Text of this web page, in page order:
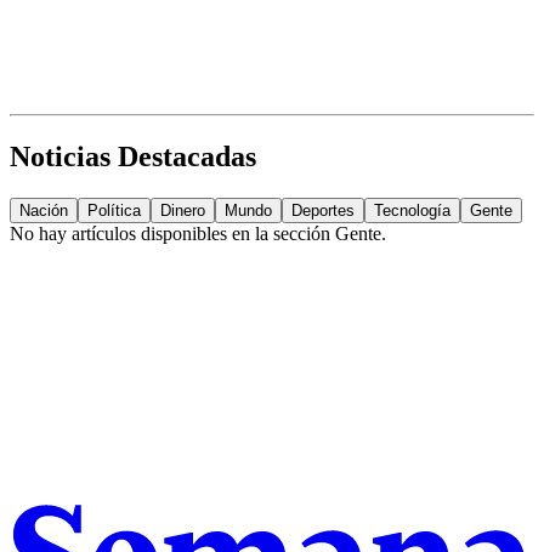
Noticias Destacadas
Nación Política Dinero Mundo Deportes Tecnología Gente
No hay artículos disponibles en la sección Gente.